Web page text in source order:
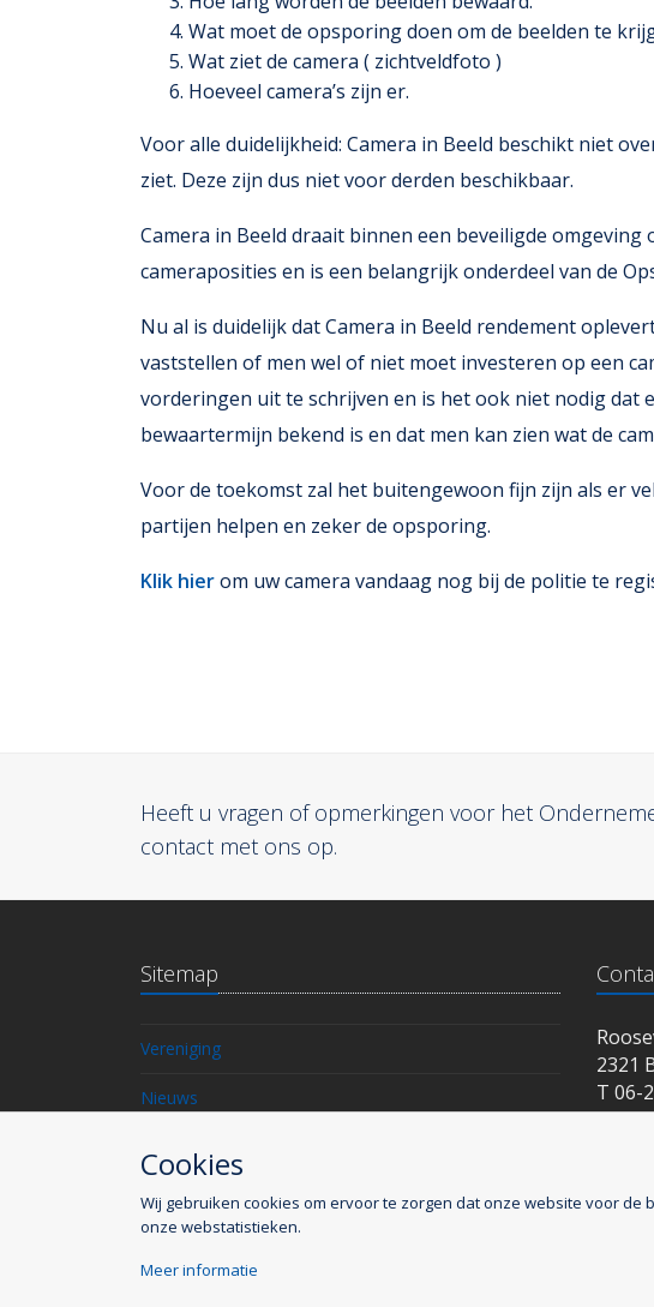
Wat moet de opsporing doen om de beelden te
Wat ziet de camera ( zichtveldfoto )
Hoeveel camera’s zijn er.
Voor alle duidelijkheid: Camera in Beeld beschikt niet
ziet. Deze zijn dus niet voor derden beschikbaar.
Camera in Beeld draait binnen een beveiligde
cameraposities en is een belangrijk onderdeel van de
Nu al is duidelijk dat Camera in Beeld rendement
vaststellen of men wel of niet moet investeren op een
vorderingen uit te schrijven en is het ook niet nodig dat
bewaartermijn bekend is en dat men kan zien wat de
Voor de toekomst zal het buitengewoon fijn zijn als er
partijen helpen en zeker de opsporing.
Klik hierom uw camera vandaag nog bij de politie te
Heeft u vragen of opmerkingen voor het
contact met ons op.
Sitemap
Vereniging
Nieuws
2321
T 06-
2026 © Ondernemersvereniging Roosevelt & Trekvliet
Cookies
Wij gebruiken cookies om ervoor te zorgen dat onze website voor
onze webstatistieken.
Meer informatie